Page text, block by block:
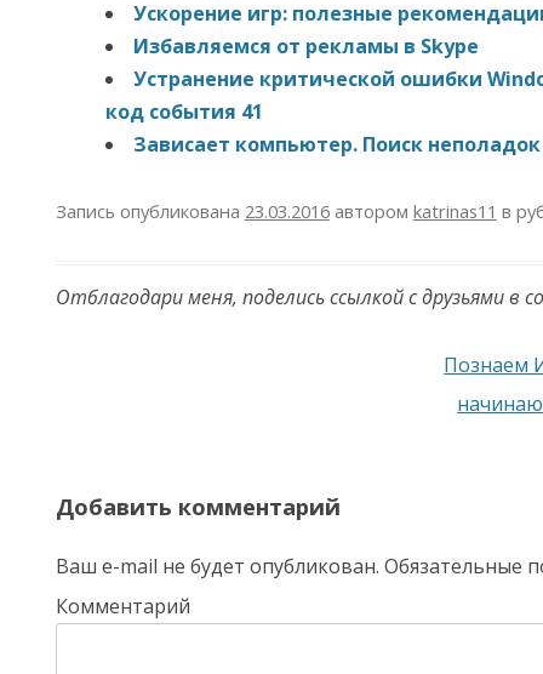
Ускорение игр: полезные
Избавляемся от рекламы в Skype
Устранение критической ошибки
код события 41
Зависает компьютер. Поиск неполадок
Запись опубликована 23.03.2016автором katrinas11 в
Отблагодари меня, поделись ссылкой с друзьями в
Познаем
Добавить комментарий
Ваш e-mail не будет опубликован. Обязательные
Комментарий